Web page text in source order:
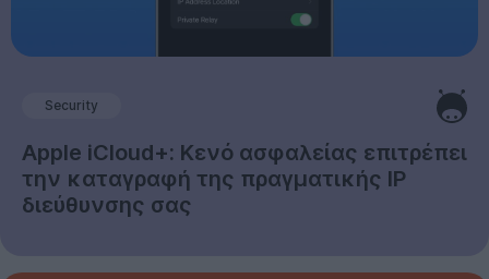
Security
Apple iCloud+: Κενό ασφαλείας επιτρέπει
την καταγραφή της πραγματικής IP
διεύθυνσης σας